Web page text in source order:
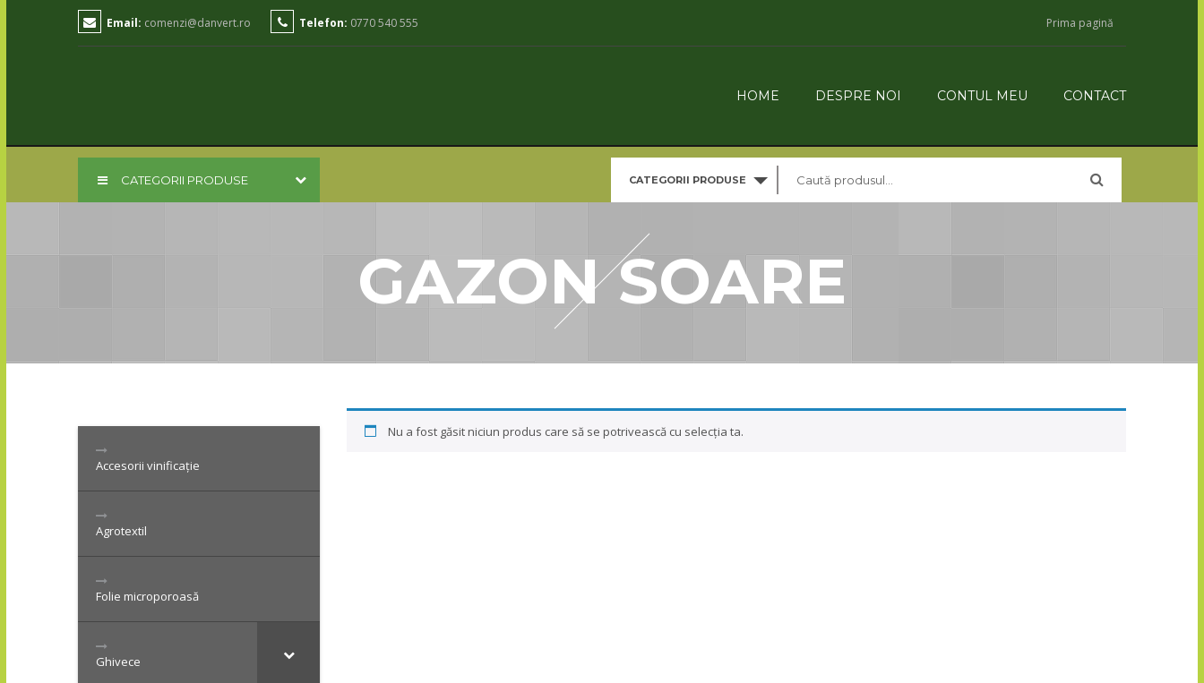
Email: comenzi@danvert.ro Telefon: 0770 540 555 Prima pagină
HOME DESPRE NOI CONTUL MEU CONTACT
CATEGORII PRODUSE CATEGORII PRODUSE
GAZON SOARE
Accesorii vinificație
Agrotextil
Folie microporoasă
Ghivece
Nu a fost găsit niciun produs care să se potrivească cu selecția ta.